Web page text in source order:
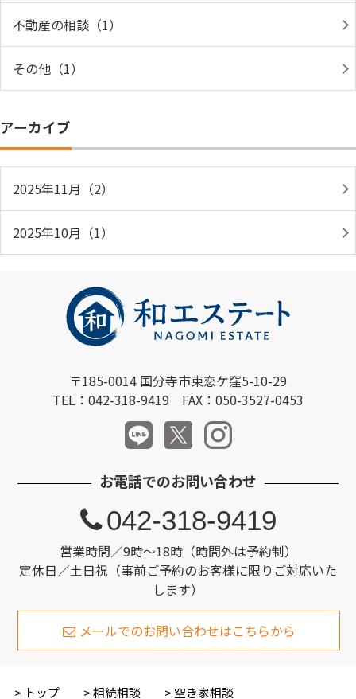
不動産の相談（1）
その他（1）
アーカイブ
2025年11月（2）
2025年10月（1）
〒185-0014 国分寺市東恋ケ窪5-10-29
TEL：042-318-9419 FAX：050-3527-0453
お電話でのお問い合わせ
営業時間／9時～18時（時間外は予約制）
定休日／土日祝（事前ご予約のお客様に限りご対応いた
します）
042-318-9419
メールでのお問い合わせはこちらから
トップ 相続相談 空き家相談